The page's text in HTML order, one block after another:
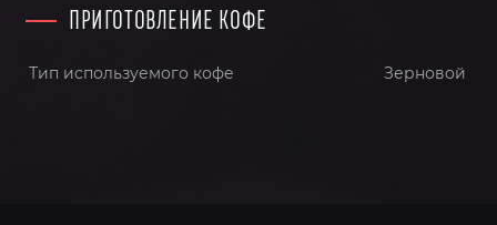
ПРИГОТОВЛЕНИЕ КОФЕ
Тип используемого кофе Зерновой